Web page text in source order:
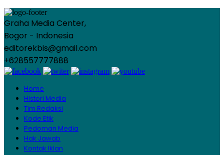
Graha Media Center,
Bogor - Indonesia
editorekbis@gmail.com
+628557777888
Home
Histori Media
Tim Redaksi
Kode Etik
Pedoman Media
Hak Jawab
Kontak Iklan